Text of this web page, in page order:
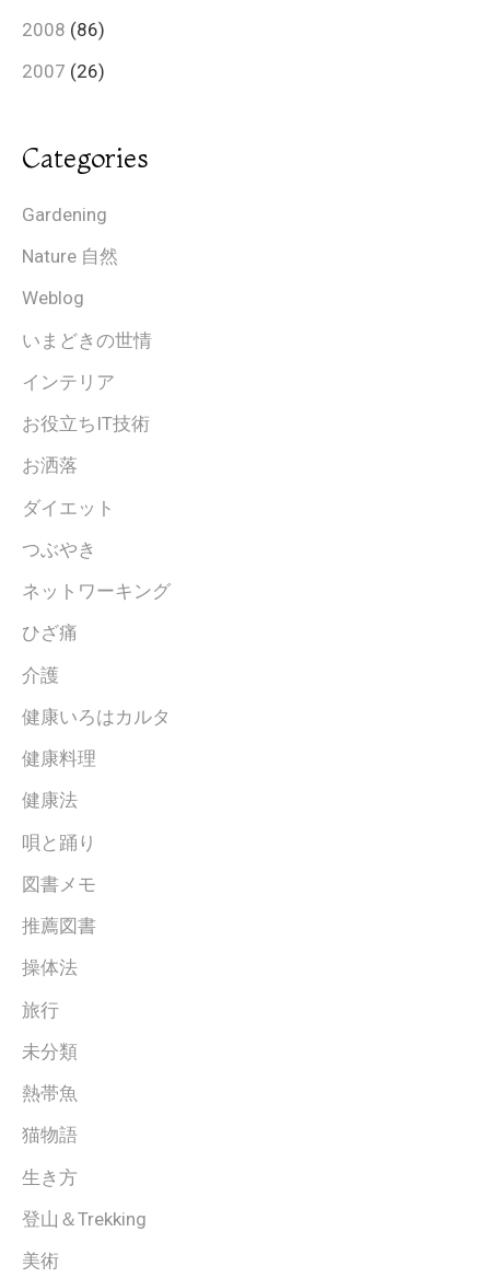
2008 (86)
2007 (26)
Categories
Gardening
Nature 自然
Weblog
いまどきの世情
インテリア
お役立ちIT技術
お洒落
ダイエット
つぶやき
ネットワーキング
ひざ痛
介護
健康いろはカルタ
健康料理
健康法
唄と踊り
図書メモ
推薦図書
操体法
旅行
未分類
熱帯魚
猫物語
生き方
登山＆Trekking
美術